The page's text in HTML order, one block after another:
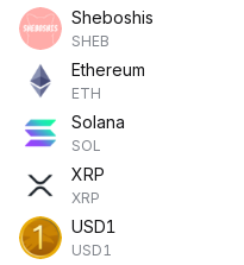
Sheboshis
SHEB
Ethereum
ETH
Solana
SOL
XRP
XRP
USD1
USD1